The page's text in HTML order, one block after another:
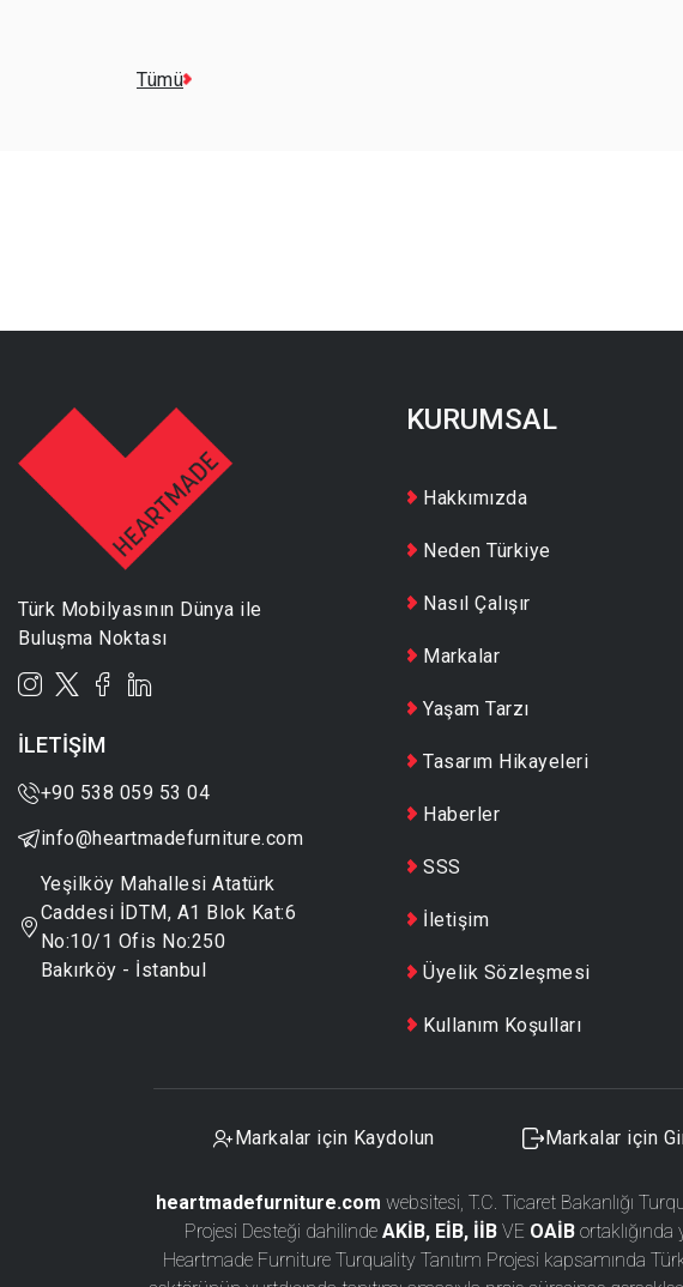
Tümü
Türk Mobilyasının Dünya ile
Buluşma Noktası
İLETİŞİM
+90 538 059 53 04
info@heartmadefurniture.com
Yeşilköy Mahallesi Atatürk
Caddesi İDTM, A1 Blok Kat:6
No:10/1 Ofis No:250
Bakırköy - İstanbul
KURUMSAL
Hakkımızda
Neden Türkiye
Nasıl Çalışır
Markalar
Yaşam Tarzı
Tasarım Hikayeleri
Haberler
SSS
İletişim
Üyelik Sözleşmesi
Kullanım Koşulları
Markalar için Kaydolun Markalar için
heartmadefurniture.com websitesi, T.C. Ticaret Bakanlığı
Projesi Desteği dahilinde AKİB, EİB, İİB VE OAİB
Heartmade Furniture Turquality Tanıtım Projesi kapsamında